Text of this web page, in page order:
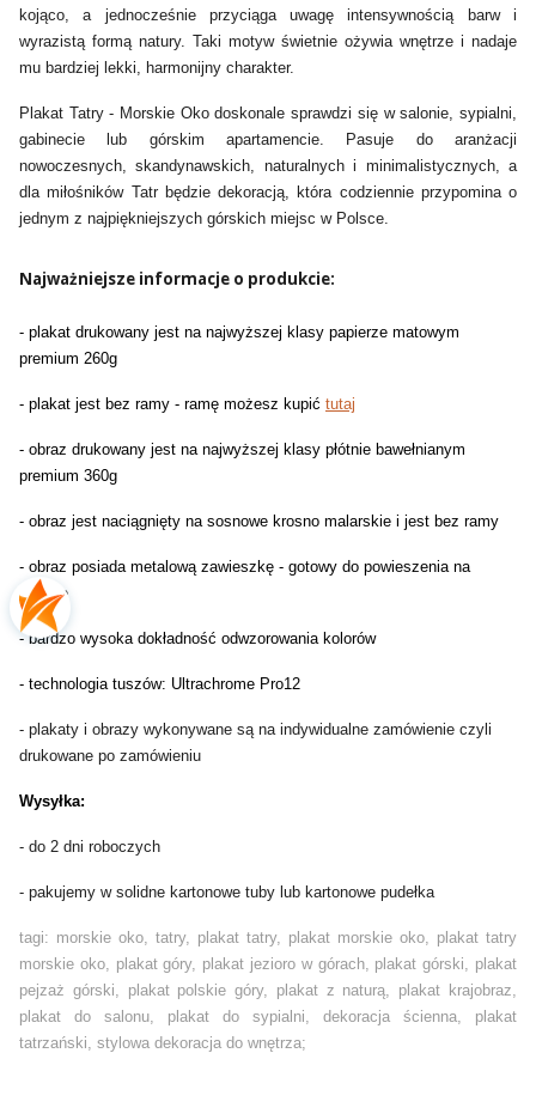
kojąco, a jednocześnie przyciąga uwagę intensywnością barw i
wyrazistą formą natury. Taki motyw świetnie ożywia wnętrze i nadaje
mu bardziej lekki, harmonijny charakter.
Plakat Tatry - Morskie Oko doskonale sprawdzi się w salonie, sypialni,
gabinecie lub górskim apartamencie. Pasuje do aranżacji
nowoczesnych, skandynawskich, naturalnych i minimalistycznych, a
dla miłośników Tatr będzie dekoracją, która codziennie przypomina o
jednym z najpiękniejszych górskich miejsc w Polsce.
Najważniejsze informacje o produkcie:
- plakat drukowany jest na najwyższej klasy papierze matowym
premium 260g
- plakat jest bez ramy - ramę możesz kupić tutaj
- obraz drukowany jest na najwyższej klasy płótnie bawełnianym
premium 360g
- obraz jest naciągnięty na sosnowe krosno malarskie i jest bez ramy
- obraz posiada metalową zawieszkę - gotowy do powieszenia na
ścianie
- bardzo wysoka dokładność odwzorowania kolorów
- technologia tuszów: Ultrachrome Pro12
- plakaty i obrazy wykonywane są na indywidualne zamówienie czyli
drukowane po zamówieniu
Wysyłka:
- do 2 dni roboczych
- pakujemy w solidne kartonowe tuby lub kartonowe pudełka
tagi: morskie oko, tatry, plakat tatry, plakat morskie oko, plakat tatry
morskie oko, plakat góry, plakat jezioro w górach, plakat górski, plakat
pejzaż górski, plakat polskie góry, plakat z naturą, plakat krajobraz,
plakat do salonu, plakat do sypialni, dekoracja ścienna, plakat
tatrzański, stylowa dekoracja do wnętrza;